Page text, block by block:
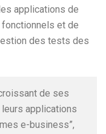
applications de
et de
des tests des
de ses
applications
e-business”,